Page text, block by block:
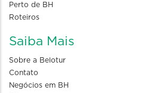
Perto de BH
Roteiros
Saiba Mais
Sobre a Belotur
Contato
Negócios em BH